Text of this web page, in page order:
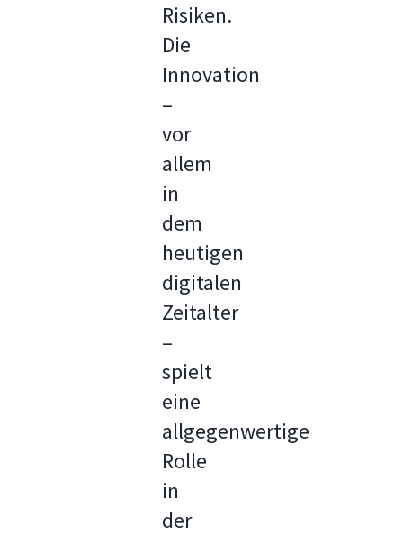
Risiken.
Die
Innovation
–
vor
allem
in
dem
heutigen
digitalen
Zeitalter
–
spielt
eine
allgegenwertige
Rolle
in
der